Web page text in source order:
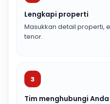
Lengkapi properti
Masukkan detail properti,
tenor.
3
Tim menghubungi Anda